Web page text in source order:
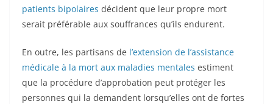
patients bipolaires décident que leur propre mort
serait préférable aux souffrances qu’ils endurent.
En outre, les partisans de l’extension de l’assistance
médicale à la mort aux maladies mentales estiment
que la procédure d’approbation peut protéger les
personnes qui la demandent lorsqu’elles ont de fortes